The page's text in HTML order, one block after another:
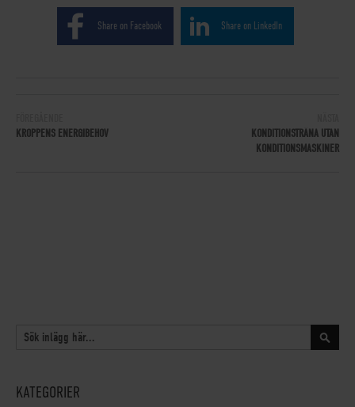
Share on Facebook Share on LinkedIn
KROPPENS ENERGIBEHOV
KONDITIONSTRÄNA UTAN
KONDITIONSMASKINER
SÖK
KATEGORIER